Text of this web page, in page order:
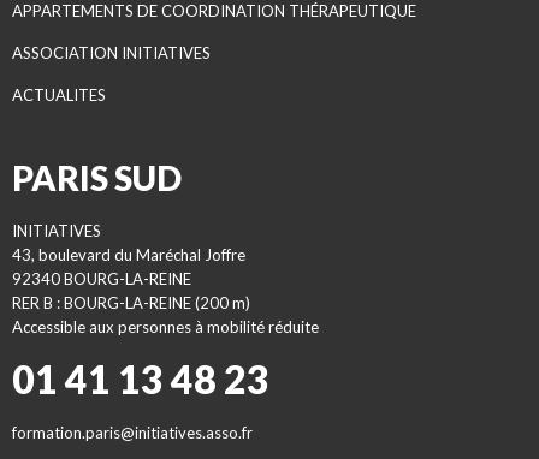
APPARTEMENTS DE COORDINATION THÉRAPEUTIQUE
ASSOCIATION INITIATIVES
ACTUALITES
PARIS SUD
INITIATIVES
43, boulevard du Maréchal Joffre
92340 BOURG-LA-REINE
RER B : BOURG-LA-REINE (200 m)
Accessible aux personnes à mobilité réduite
01 41 13 48 23
formation.paris@initiatives.asso.fr